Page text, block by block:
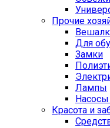
Прочие
Для
Замки
Лампы
Красота и